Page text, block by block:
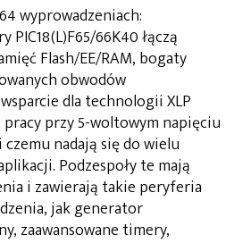
wyprowadzeniach:
66K40 łączą
Flash/EE/RAM, bogaty
obwodów
dla technologii XLP
przy 5-woltowym napięciu
nadają się do wielu
Podzespoły te mają
i zawierają takie peryferia
jak generator
zaawansowane timery,